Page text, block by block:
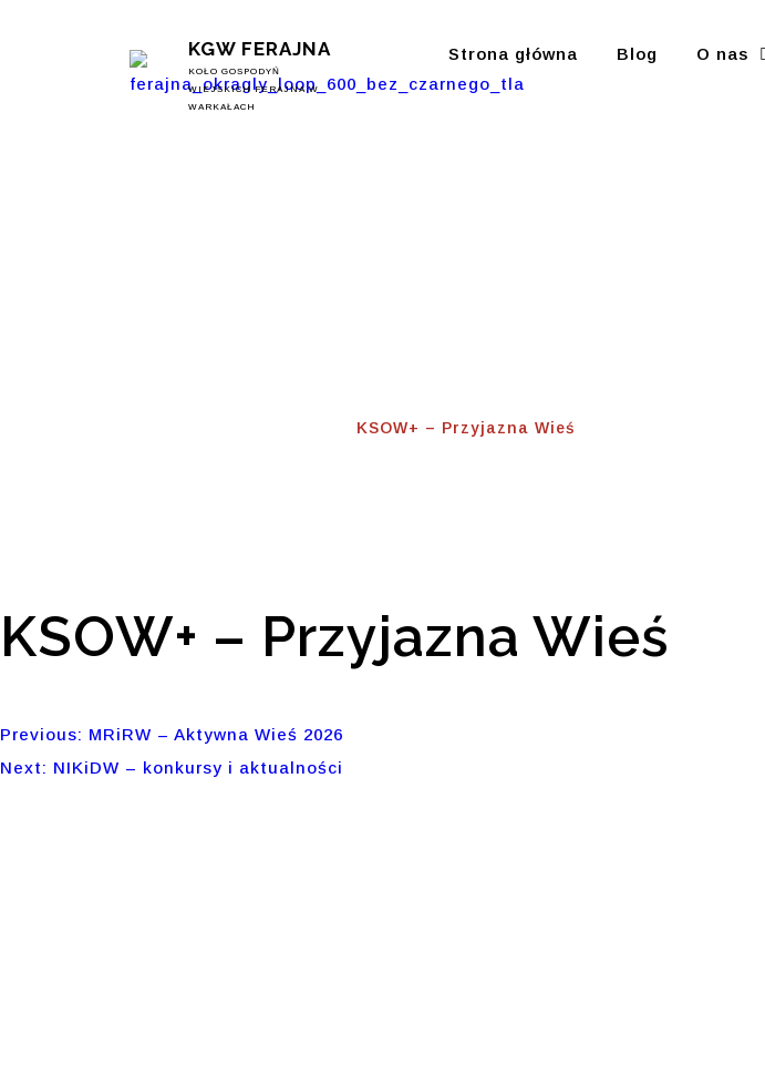
KGW FERAJNA
KOŁO GOSPODYŃ
WIEJSKICH FERAJNA W
WARKAŁACH
Strona główna Blog O nas
KSOW+ – Przyjazna Wieś
KSOW+ – Przyjazna Wieś
Nawigacja
Previous: MRiRW – Aktywna Wieś 2026
Next: NIKiDW – konkursy i aktualności